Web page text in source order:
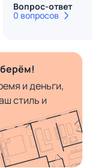
Вопрос-ответ
0 вопросов
и деньги,
стиль и